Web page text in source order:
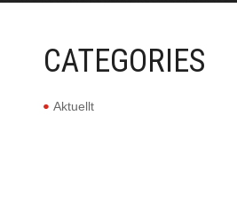
CATEGORIES
Aktuellt